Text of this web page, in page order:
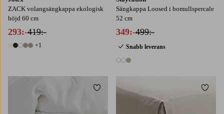
ZACK volangsängkappa ekologisk
höjd 60 cm
293:-419:-
6 färger
+1
Sängkappa Loosed i bomullspercale
52 cm
349:-499:-
Snabb leverans
3 färger
Lägg till i favoriter
120X200 140X200